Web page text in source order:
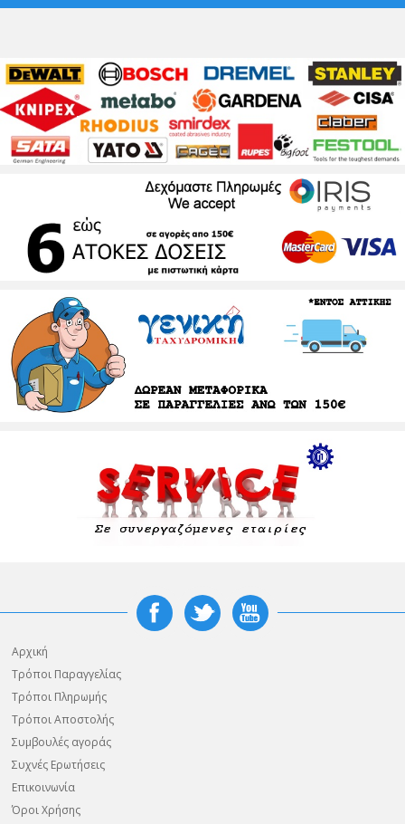
Αρχική
Τρόποι Παραγγελίας
Τρόποι Πληρωμής
Τρόποι Αποστολής
Συμβουλές αγοράς
Συχνές Ερωτήσεις
Επικοινωνία
Όροι Χρήσης